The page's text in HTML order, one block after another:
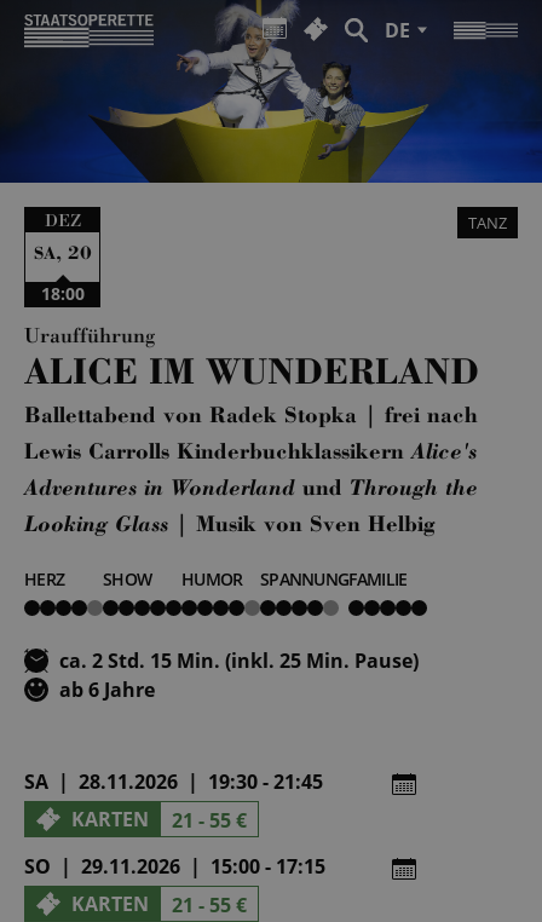
DE
DEZ
SA, 20
18:00
TANZ
Uraufführung
ALICE IM WUNDERLAND
Ballettabend von Radek Stopka | frei nach
Lewis Carrolls KinderbuchklassikernAlice's
Adventures in Wonderland und Through the
Looking Glass | Musik von Sven Helbig
HERZ
4
von
SHOW
5
von
HUMOR
4
von
SPANNUNG
4
von
FAMILIE
5
von
ca. 2 Std. 15 Min. (inkl. 25 Min. Pause)
ab 6 Jahre
SA | 28.11.2026 | 19:30 - 21:45
KARTEN
21 - 55 €
SO | 29.11.2026 | 15:00 - 17:15
KARTEN
21 - 55 €